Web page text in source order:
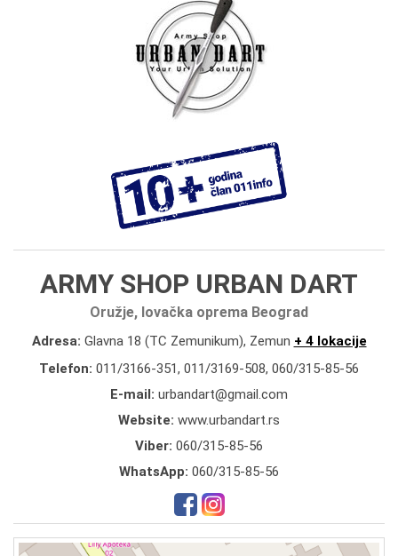
ARMY SHOP URBAN DART
Oružje, lovačka oprema Beograd
Adresa: Glavna 18 (TC Zemunikum), Zemun + 4 lokacije
Telefon: 011/3166-351, 011/3169-508, 060/315-85-56
E-mail: urbandart@gmail.com
Website: www.urbandart.rs
Viber: 060/315-85-56
WhatsApp: 060/315-85-56